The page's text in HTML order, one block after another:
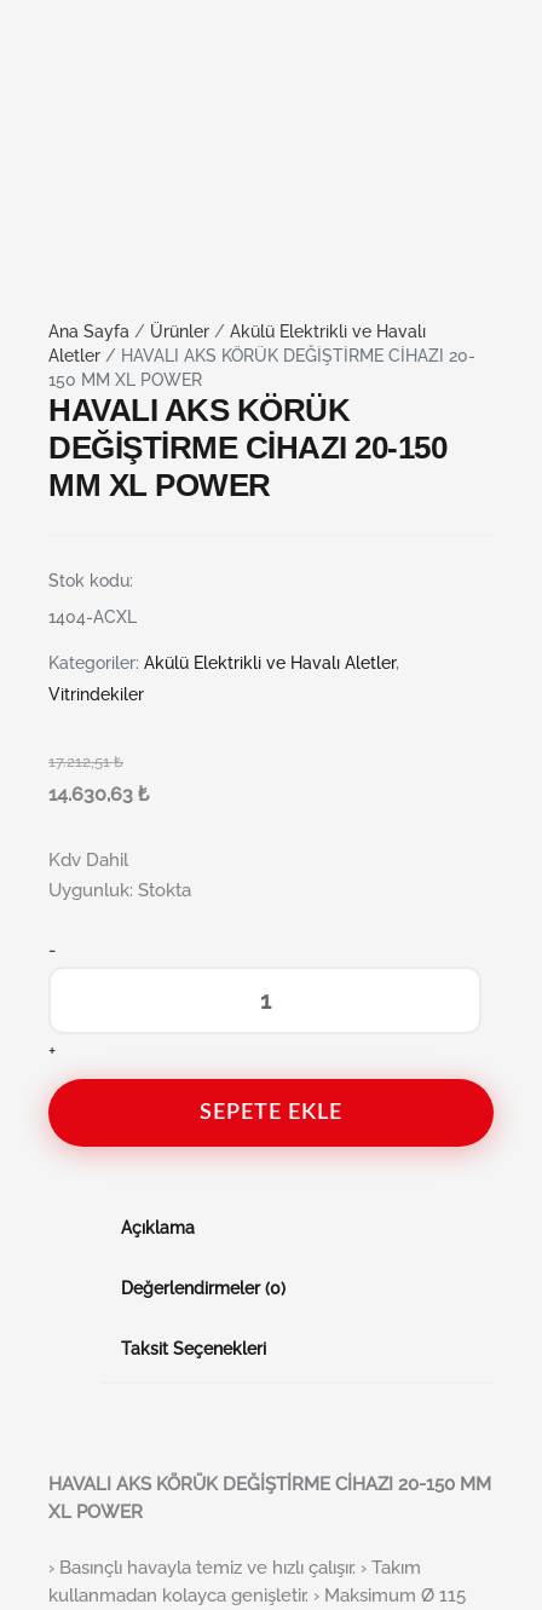
Ana Sayfa / Ürünler / Akülü Elektrikli ve Havalı
Aletler / HAVALI AKS KÖRÜK DEĞİŞTİRME CİHAZI 20-
150 MM XL POWER
HAVALI AKS KÖRÜK
DEĞİŞTİRME CİHAZI 20-150
MM XL POWER
Stok kodu:
1404-ACXL
Kategoriler: Akülü Elektrikli ve Havalı Aletler,
Vitrindekiler
17.212,51₺
14.630,63 ₺
Kdv Dahil
Uygunluk: Stokta
-
+
SEPETE EKLE
Açıklama
Değerlendirmeler (0)
Taksit Seçenekleri
HAVALI AKS KÖRÜK DEĞİŞTİRME CİHAZI 20-150 MM
XL POWER
› Basınçlı havayla temiz ve hızlı çalışır. › Takım
kullanmadan kolayca genişletir. › Maksimum Ø 115